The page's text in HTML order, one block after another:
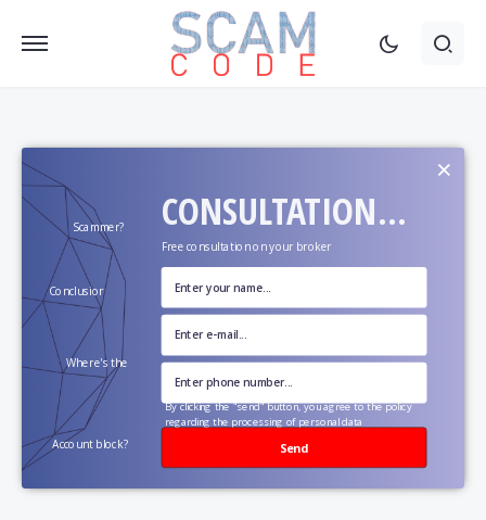
CONSULTATION...
Free consultation on your broker
Scammer?
Conclusion?
Where's the
money?
Account block? Send
×
By clicking the "send" button, you agree to the policy
regarding the processing of personal data